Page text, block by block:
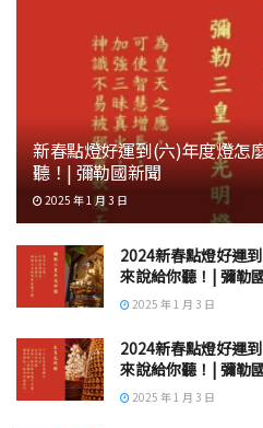
新春點燈好運到(六)年度燈怎
聽！| 彌勒國新聞
2025 年 1 月 3 日
2024新春點燈好運
來說給你聽！| 彌勒
2025 年 1 月 3 日
2024新春點燈好運
來說給你聽！| 彌勒
2025 年 1 月 3 日